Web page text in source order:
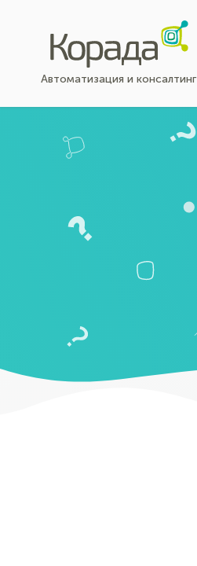
Автоматизация и консалтинг